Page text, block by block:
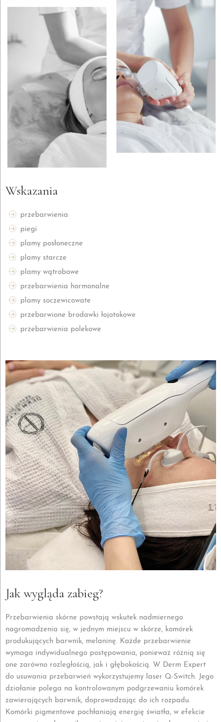
Wskazania
przebarwienia
piegi
plamy posłoneczne
plamy starcze
plamy wątrobowe
przebarwienia hormonalne
plamy soczewicowate
przebarwione brodawki łojotokowe
przebarwienia polekowe
Jak wygląda zabieg?
Przebarwienia skórne powstają wskutek nadmiernego
nagromadzenia się, w jednym miejscu w skórze, komórek
produkujących barwnik, melaninę. Każde przebarwienie
wymaga indywidualnego postępowania, ponieważ różnią się
one zarówno rozległością, jak i głębokością. W Derm Expert
do usuwania przebarwień wykorzystujemy laser Q-Switch. Jego
działanie polega na kontrolowanym podgrzewaniu komórek
zawierających barwnik, doprowadzając do ich rozpadu.
Komórki pigmentowe pochłaniają energię światła, w efekcie